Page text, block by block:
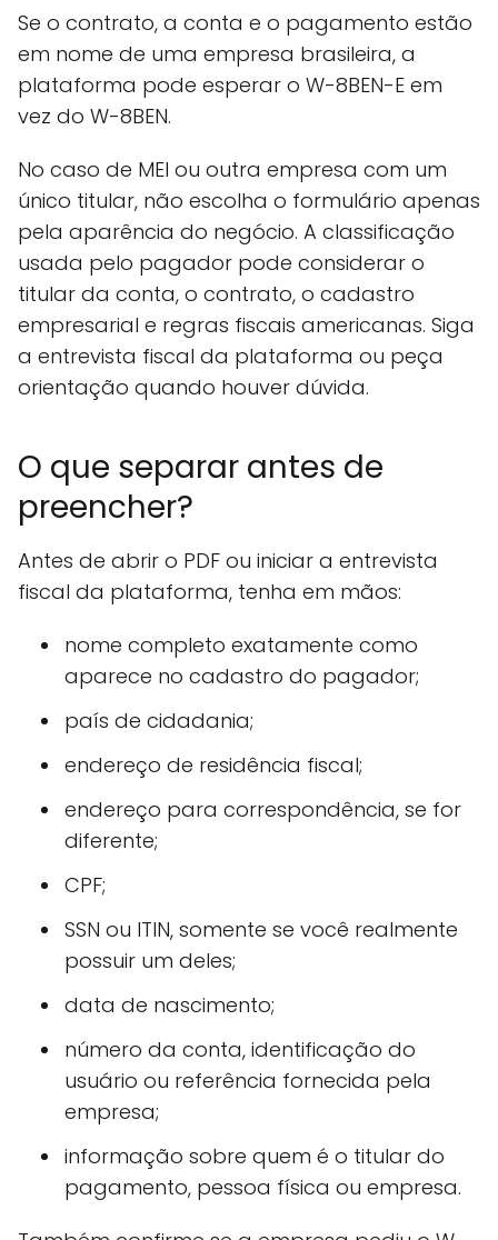
Se o contrato, a conta e o pagamento estão
em nome de uma empresa brasileira, a
plataforma pode esperar o W-8BEN-E em
vez do W-8BEN.
No caso de MEI ou outra empresa com um
único titular, não escolha o formulário apenas
pela aparência do negócio. A classificação
usada pelo pagador pode considerar o
titular da conta, o contrato, o cadastro
empresarial e regras fiscais americanas. Siga
a entrevista fiscal da plataforma ou peça
orientação quando houver dúvida.
O que separar antes de
preencher?
Antes de abrir o PDF ou iniciar a entrevista
fiscal da plataforma, tenha em mãos:
nome completo exatamente como
aparece no cadastro do pagador;
país de cidadania;
endereço de residência fiscal;
endereço para correspondência, se for
diferente;
CPF;
SSN ou ITIN, somente se você realmente
possuir um deles;
data de nascimento;
número da conta, identificação do
usuário ou referência fornecida pela
empresa;
informação sobre quem é o titular do
pagamento, pessoa física ou empresa.